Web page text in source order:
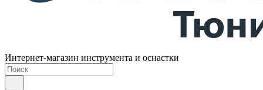
Интернет-магазин инструмента и оснастки